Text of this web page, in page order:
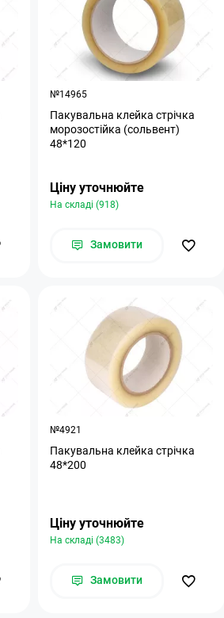
№14965
Пакувальна клейка стрічка
морозостійка (сольвент)
48*120
Ціну уточнюйте
На складі (918)
Замовити
№4921
Пакувальна клейка стрічка
48*200
Ціну уточнюйте
На складі (3483)
Замовити